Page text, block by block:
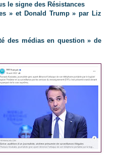
le signe des Résistances
» et Donald Trump » par Liz
des médias en question » de